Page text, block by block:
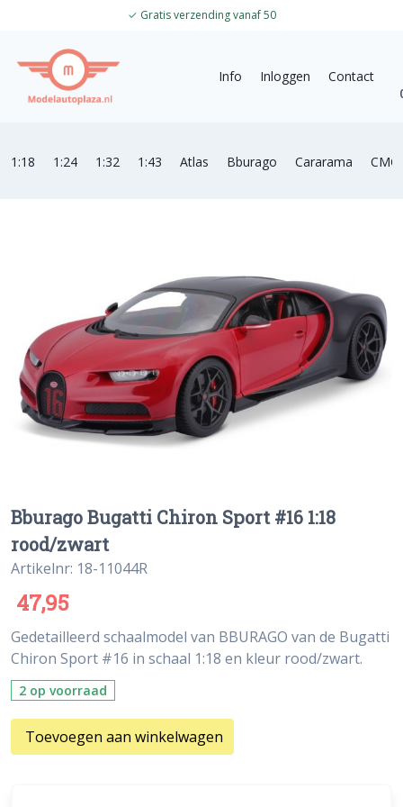
✓ Gratis verzending vanaf 50
Info Inloggen
Contact
1:18 1:24 1:32 1:43 Atlas Bburago Cararama CMC
Bburago Bugatti Chiron Sport #16 1:18
rood/zwart
Artikelnr: 18-11044R
47,95
Gedetailleerd schaalmodel van BBURAGO van de Bugatti
Chiron Sport #16 in schaal 1:18 en kleur rood/zwart.
2 op voorraad
Toevoegen aan winkelwagen